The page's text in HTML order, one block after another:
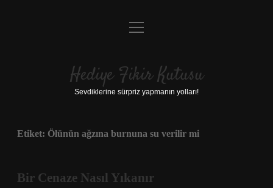
Anasayfa
Yasal Uyarı
menüyü
Hediye Fikir Kutusu
Sevdiklerine sürpriz yapmanın yolları!
Etiket: Ölünün ağzına burnuna su verilir mi
Bir Cenaze Nasıl Yıkanır